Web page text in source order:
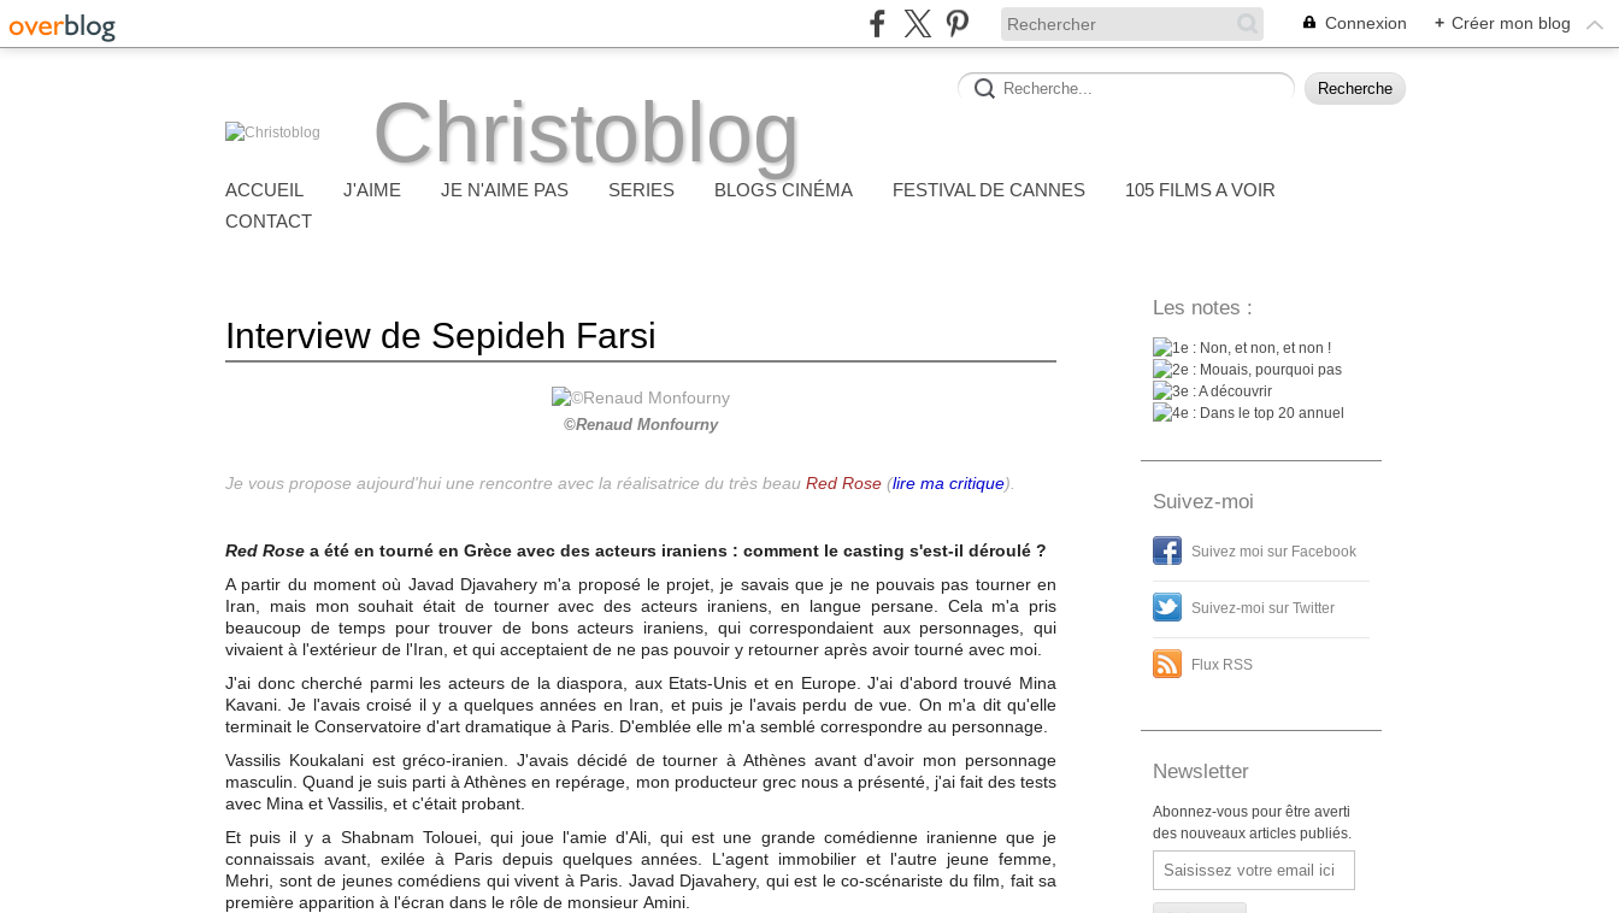
Connexion + Créer mon blog
Christoblog
ACCUEIL J'AIME JE N'AIME PAS SERIES BLOGS CINÉMA FESTIVAL DE CANNES
105 FILMS A VOIR
CONTACT
Interview de Sepideh Farsi
©Renaud Monfourny
Je vous propose aujourd'hui une rencontre avec la réalisatrice du très beau Red Rose (lire ma critique).
Red Rose a été en tourné en Grèce avec des acteurs iraniens : comment le casting s'est-il déroulé ?
A partir du moment où Javad Djavahery m'a proposé le projet, je savais que je ne pouvais pas tourner en
Iran, mais mon souhait était de tourner avec des acteurs iraniens, en langue persane. Cela m'a pris
beaucoup de temps pour trouver de bons acteurs iraniens, qui correspondaient aux personnages, qui
vivaient à l'extérieur de l'Iran, et qui acceptaient de ne pas pouvoir y retourner après avoir tourné avec moi.
J'ai donc cherché parmi les acteurs de la diaspora, aux Etats-Unis et en Europe. J'ai d'abord trouvé Mina
Kavani. Je l'avais croisé il y a quelques années en Iran, et puis je l'avais perdu de vue. On m'a dit qu'elle
terminait le Conservatoire d'art dramatique à Paris. D'emblée elle m'a semblé correspondre au personnage.
Vassilis Koukalani est gréco-iranien. J'avais décidé de tourner à Athènes avant d'avoir mon personnage
masculin. Quand je suis parti à Athènes en repérage, mon producteur grec nous a présenté, j'ai fait des tests
avec Mina et Vassilis, et c'était probant.
Et puis il y a Shabnam Tolouei, qui joue l'amie d'Ali, qui est une grande comédienne iranienne que je
connaissais avant, exilée à Paris depuis quelques années. L'agent immobilier et l'autre jeune femme,
Mehri, sont de jeunes comédiens qui vivent à Paris. Javad Djavahery, qui est le co-scénariste du film, fait sa
première apparition à l'écran dans le rôle de monsieur Amini.
Les notes :
: Non, et non, et non !
: Mouais, pourquoi pas
: A découvrir
: Dans le top 20 annuel
Suivez-moi
Suivez moi sur Facebook
Suivez-moi sur Twitter
Flux RSS
Newsletter
Abonnez-vous pour être averti
des nouveaux articles publiés.
Email